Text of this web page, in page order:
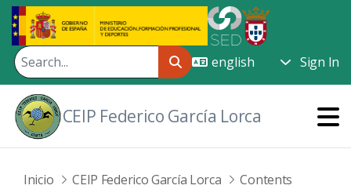
Skip to Main Content
Sign In
CEIP Federico García Lorca
Inicio CEIP Federico García Lorca
Contents